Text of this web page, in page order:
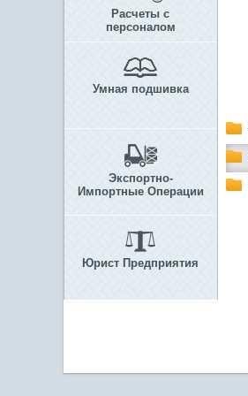
Расчеты с
персоналом
Умная подшивка
Экспортно-
Импортные Операции
Юрист Предприятия